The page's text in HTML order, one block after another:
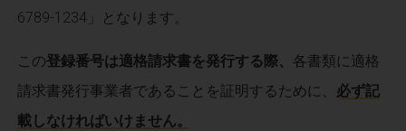
6789-1234」となります。
この登録番号は適格請求書を発行する際、 各書類に適格
請求書発行事業者であることを証明するために、 必ず記
載しなければいけません。